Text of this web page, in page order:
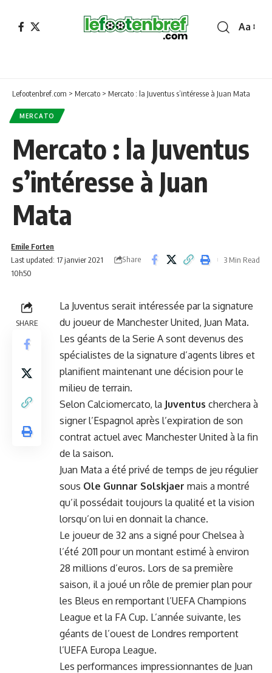
Font
Aa
Lefootenbref.com > Mercato > Mercato : la Juventus s’intéresse à Juan Mata
MERCATO
Mercato : la Juventus
s’intéresse à Juan
Mata
Last updated: 17 janvier 2021
10h50
Emile Forten
Share
3 Min Read
SHARE
La Juventus serait intéressée par la signature
du joueur de Manchester United, Juan Mata.
Les géants de la Serie A sont devenus des
spécialistes de la signature d’agents libres et
planifient maintenant une décision pour le
milieu de terrain.
Selon Calciomercato, la Juventus cherchera à
signer l’Espagnol après l’expiration de son
contrat actuel avec Manchester United à la fin
de la saison.
Juan Mata a été privé de temps de jeu régulier
sous Ole Gunnar Solskjaer mais a montré
qu’il possédait toujours la qualité et la vision
lorsqu’on lui en donnait la chance.
Le joueur de 32 ans a signé pour Chelsea à
l’été 2011 pour un montant estimé à environ
28 millions d’euros. Lors de sa première
saison, il a joué un rôle de premier plan pour
les Bleus en remportant l’UEFA Champions
League et la FA Cup. L’année suivante, les
géants de l’ouest de Londres remportent
l’UEFA Europa League.
Les performances impressionnantes de Juan